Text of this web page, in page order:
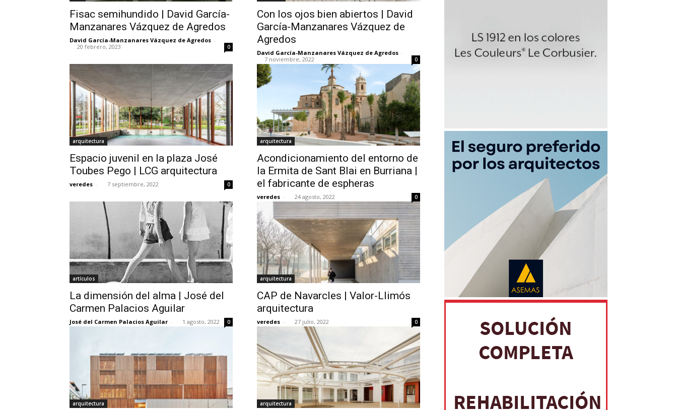
Fisac semihundido | David García-
Manzanares Vázquez de Agredos
David García-Manzanares Vázquez de Agredos -
20 febrero, 2023
0
Con los ojos bien abiertos | David
García-Manzanares Vázquez de
Agredos
David García-Manzanares Vázquez de Agredos -
7 noviembre, 2022
0
arquitectura
Espacio juvenil en la plaza José
Toubes Pego | LCG arquitectura
veredes - 7 septiembre, 2022 0
arquitectura
Acondicionamiento del entorno de
la Ermita de Sant Blai en Burriana |
el fabricante de espheras
veredes - 24 agosto, 2022 0
artículos
La dimensión del alma | José del
Carmen Palacios Aguilar
José del Carmen Palacios Aguilar - 1 agosto, 2022 0
arquitectura
CAP de Navarcles | Valor-Llimós
arquitectura
veredes - 27 julio, 2022 0
arquitectura arquitectura